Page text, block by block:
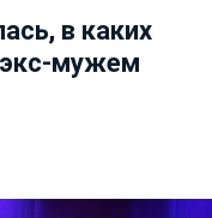
в каких
мужем